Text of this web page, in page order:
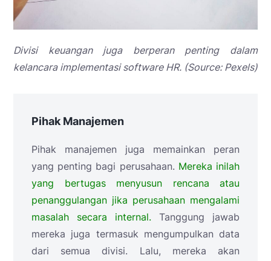
Divisi keuangan juga berperan penting dalam
kelancara implementasi software HR. (Source: Pexels)
Pihak Manajemen
Pihak manajemen juga memainkan peran
yang penting bagi perusahaan. Mereka inilah
yang bertugas menyusun rencana atau
penanggulangan jika perusahaan mengalami
masalah secara internal. Tanggung jawab
mereka juga termasuk mengumpulkan data
dari semua divisi. Lalu, mereka akan